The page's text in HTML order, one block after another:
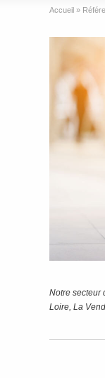
Accueil »
Notre secteur
Loire, La